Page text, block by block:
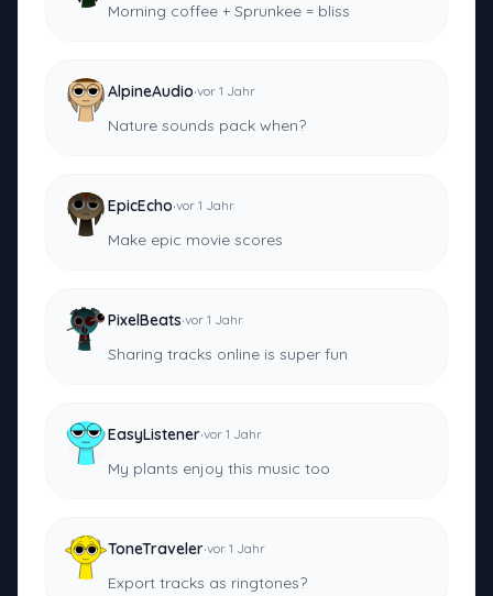
Morning coffee + Sprunkee = bliss
AlpineAudio·vor 1 Jahr
Nature sounds pack when?
EpicEcho·vor 1 Jahr
Make epic movie scores
PixelBeats·vor 1 Jahr
Sharing tracks online is super fun
EasyListener·vor 1 Jahr
My plants enjoy this music too
ToneTraveler·vor 1 Jahr
Export tracks as ringtones?